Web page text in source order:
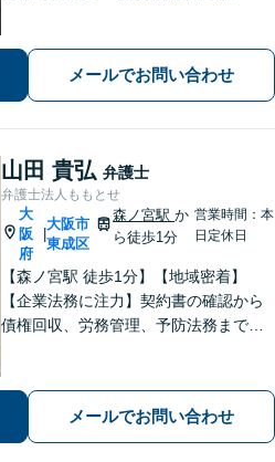
を残す債務整理のノウハウ多数。不動
産業者とも連携。
メールでお問い合わせ
山田 貴弘 弁護士
弁護士法人ももとせ
大
阪
府
|
大阪市
東成区
森ノ宮駅か
ら徒歩1分
営業時間：本
日定休日
【森ノ宮駅 徒歩1分】【地域密着】
【企業法務に注力】契約書の確認から
債権回収、労務管理、予防法務までサ
で、まずはお気軽にご相談ください。
メールでお問い合わせ